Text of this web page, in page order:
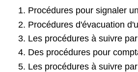
Procédures pour signaler
Procédures d'évacuation
Les procédures à suivre
Des procédures pour
Les procédures à suivre